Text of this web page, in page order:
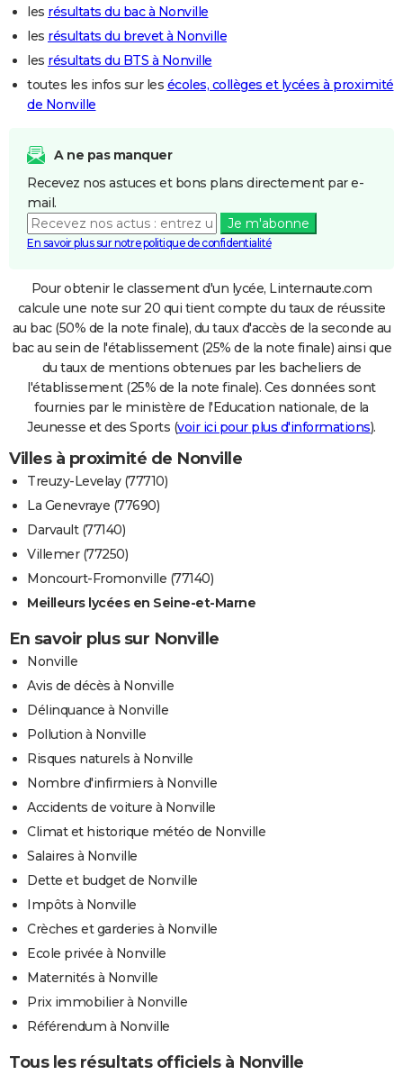
les résultats du bac à Nonville
les résultats du brevet à Nonville
les résultats du BTS à Nonville
toutes les infos sur les écoles, collèges et lycées à proximité
de Nonville
A ne pas manquer
Recevez nos astuces et bons plans directement par e-
mail.
Je m'abonne
En savoir plus sur notre politique de confidentialité
Pour obtenir le classement d'un lycée, Linternaute.com
calcule une note sur 20 qui tient compte du taux de réussite
au bac (50% de la note finale), du taux d'accès de la seconde au
bac au sein de l'établissement (25% de la note finale) ainsi que
du taux de mentions obtenues par les bacheliers de
l'établissement (25% de la note finale). Ces données sont
fournies par le ministère de l'Education nationale, de la
Jeunesse et des Sports (voir ici pour plus d'informations).
Villes à proximité de Nonville
Treuzy-Levelay (77710)
La Genevraye (77690)
Darvault (77140)
Villemer (77250)
Moncourt-Fromonville (77140)
Meilleurs lycées en Seine-et-Marne
En savoir plus sur Nonville
Nonville
Avis de décès à Nonville
Délinquance à Nonville
Pollution à Nonville
Risques naturels à Nonville
Nombre d'infirmiers à Nonville
Accidents de voiture à Nonville
Climat et historique météo de Nonville
Salaires à Nonville
Dette et budget de Nonville
Impôts à Nonville
Crèches et garderies à Nonville
Ecole privée à Nonville
Maternités à Nonville
Prix immobilier à Nonville
Référendum à Nonville
Tous les résultats officiels à Nonville